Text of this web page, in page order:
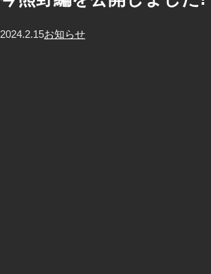
2024.2.15お知らせ